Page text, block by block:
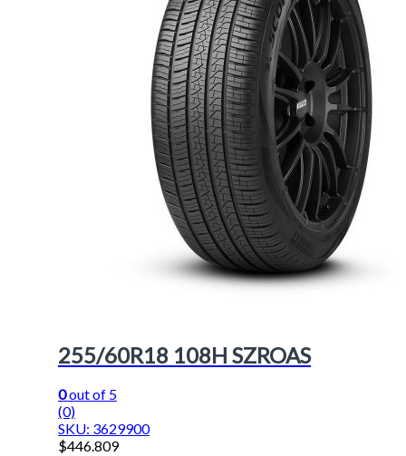
255/60R18 108H SZROAS
0out of 5
(0)
SKU: 3629900
$446.809